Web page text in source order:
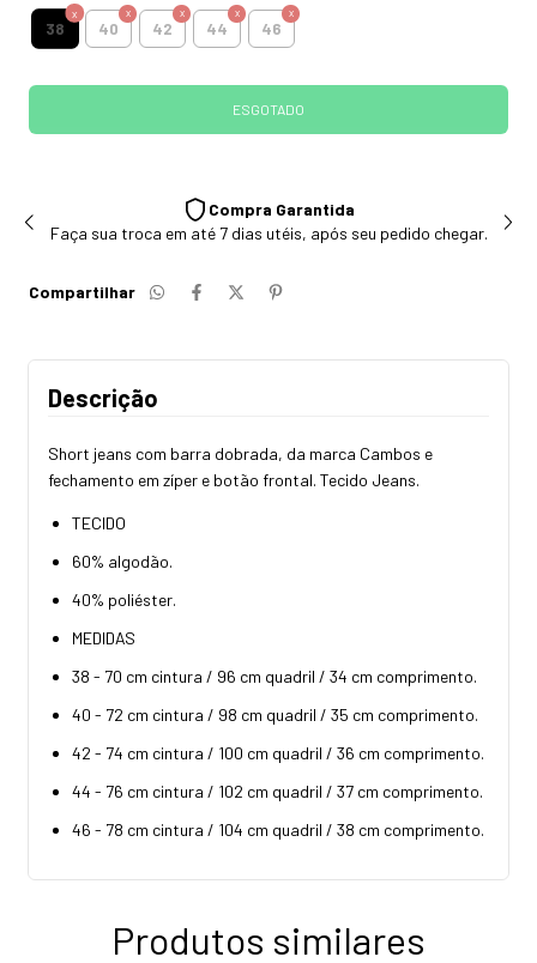
38 40 42 44 46
Compra Garantida
Faça sua troca em até 7 dias utéis, após seu pedido chegar.
Compartilhar
Descrição
Short jeans com barra dobrada, da marca Cambos e
fechamento em zíper e botão frontal. Tecido Jeans.
TECIDO
60% algodão.
40% poliéster.
MEDIDAS
38 - 70 cm cintura / 96 cm quadril / 34 cm comprimento.
40 - 72 cm cintura / 98 cm quadril / 35 cm comprimento.
42 - 74 cm cintura / 100 cm quadril / 36 cm comprimento.
44 - 76 cm cintura / 102 cm quadril / 37 cm comprimento.
46 - 78 cm cintura / 104 cm quadril / 38 cm comprimento.
Produtos similares